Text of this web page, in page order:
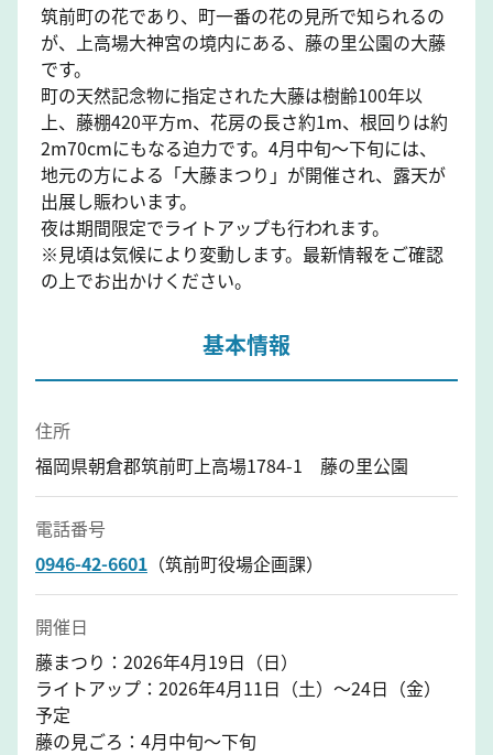
筑前町の花であり、町一番の花の見所で知られるの
が、上高場大神宮の境内にある、藤の里公園の大藤
です。
町の天然記念物に指定された大藤は樹齢100年以
上、藤棚420平方m、花房の長さ約1m、根回りは約
2m70cmにもなる迫力です。4月中旬～下旬には、
地元の方による「大藤まつり」が開催され、露天が
出展し賑わいます。
夜は期間限定でライトアップも行われます。
※見頃は気候により変動します。最新情報をご確認
の上でお出かけください。
基本情報
住所
福岡県朝倉郡筑前町上高場1784-1 藤の里公園
電話番号
0946-42-6601 （筑前町役場企画課）
開催日
藤まつり：2026年4月19日（日）
ライトアップ：2026年4月11日（土）～24日（金）
予定
藤の見ごろ：4月中旬～下旬